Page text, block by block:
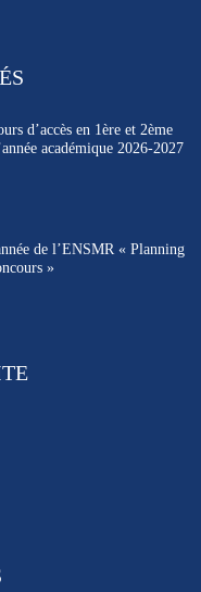
d’accès en 1ère et 2ème
académique 2026-2027
de l’ENSMR « Planning
»